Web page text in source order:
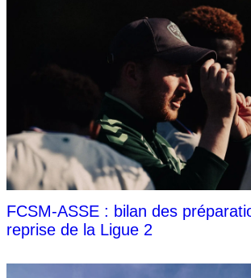
FCSM-ASSE : bilan des
reprise de la Ligue 2